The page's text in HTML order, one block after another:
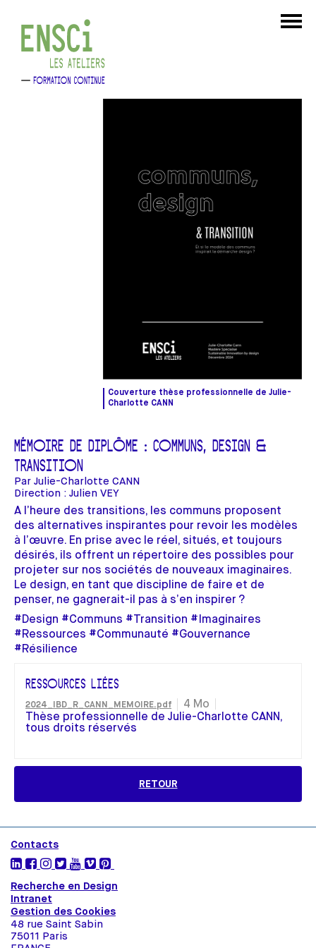
Couverture thèse professionnelle de Julie-
Charlotte CANN
MÉMOIRE DE DIPLÔME : COMMUNS, DESIGN &
TRANSITION
Par Julie-Charlotte CANN
Direction : Julien VEY
A l’heure des transitions, les communs proposent
des alternatives inspirantes pour revoir les modèles
à l’œuvre. En prise avec le réel, situés, et toujours
désirés, ils offrent un répertoire des possibles pour
projeter sur nos sociétés de nouveaux imaginaires.
Le design, en tant que discipline de faire et de
penser, ne gagnerait-il pas à s’en inspirer ?
#Design #Communs #Transition #Imaginaires
#Ressources #Communauté #Gouvernance
#Résilience
RESSOURCES LIÉES
2024_IBD_R_CANN_MEMOIRE.pdf
4 Mo
Thèse professionnelle de Julie-Charlotte CANN,
tous droits réservés
RETOUR
Contacts
Recherche en Design
Intranet
Gestion des Cookies
48 rue Saint Sabin
75011 Paris